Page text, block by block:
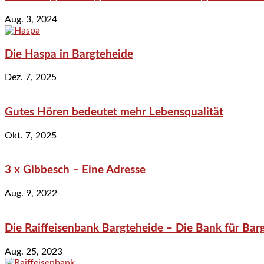
Aug. 3, 2024
Die Haspa in Bargteheide
Dez. 7, 2025
Gutes Hören bedeutet mehr Lebensqualität
Okt. 7, 2025
3 x Gibbesch – Eine Adresse
Aug. 9, 2022
Die Raiffeisenbank Bargteheide – Die Bank für
Aug. 25, 2023